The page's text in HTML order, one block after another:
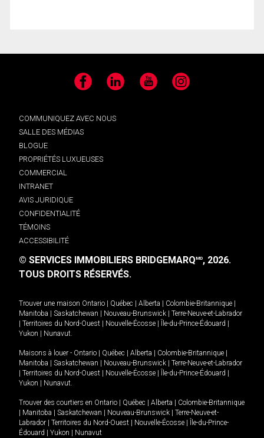
Facebook LinkedIn YouTube Instagram
COMMUNIQUEZ AVEC NOUS
SALLE DES MÉDIAS
BLOGUE
PROPRIÉTÉS LUXUEUSES
COMMERCIAL
INTRANET
AVIS JURIDIQUE
CONFIDENTIALITÉ
TÉMOINS
ACCESSIBILITÉ
© SERVICES IMMOBILIERS BRIDGEMARQMD, 2026.
TOUS DROITS RÉSERVÉS.
Trouver une maison Ontario Québec Alberta Colombie-Britannique
Manitoba
Saskatchewan Nouveau-Brunswick
Terre-Neuve-et-Labrador
Territoires du Nord-Ouest Nouvelle-Écosse Île-du-Prince-Édouard
Yukon
Nunavut.
Maisons à louer - Ontario Québec Alberta Colombie-Britannique
Manitoba
Saskatchewan Nouveau-Brunswick
Terre-Neuve-et-Labrador
Territoires du Nord-Ouest Nouvelle-Écosse Île-du-Prince-Édouard
Yukon
Nunavut.
Trouver des courtiers en Ontario Québec Alberta
Colombie-Britannique
Manitoba Saskatchewan Nouveau-Brunswick
Terre-Neuve-et-
Labrador
Territoires du Nord-Ouest Nouvelle-Écosse
Île-du-Prince-
Édouard
Yukon Nunavut